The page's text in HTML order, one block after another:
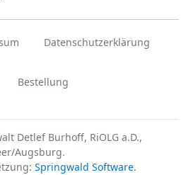
Datenschutzerklärung
Bestellung
Detlef Burhoff, RiOLG a.D.,
Augsburg.
Springwald Software.